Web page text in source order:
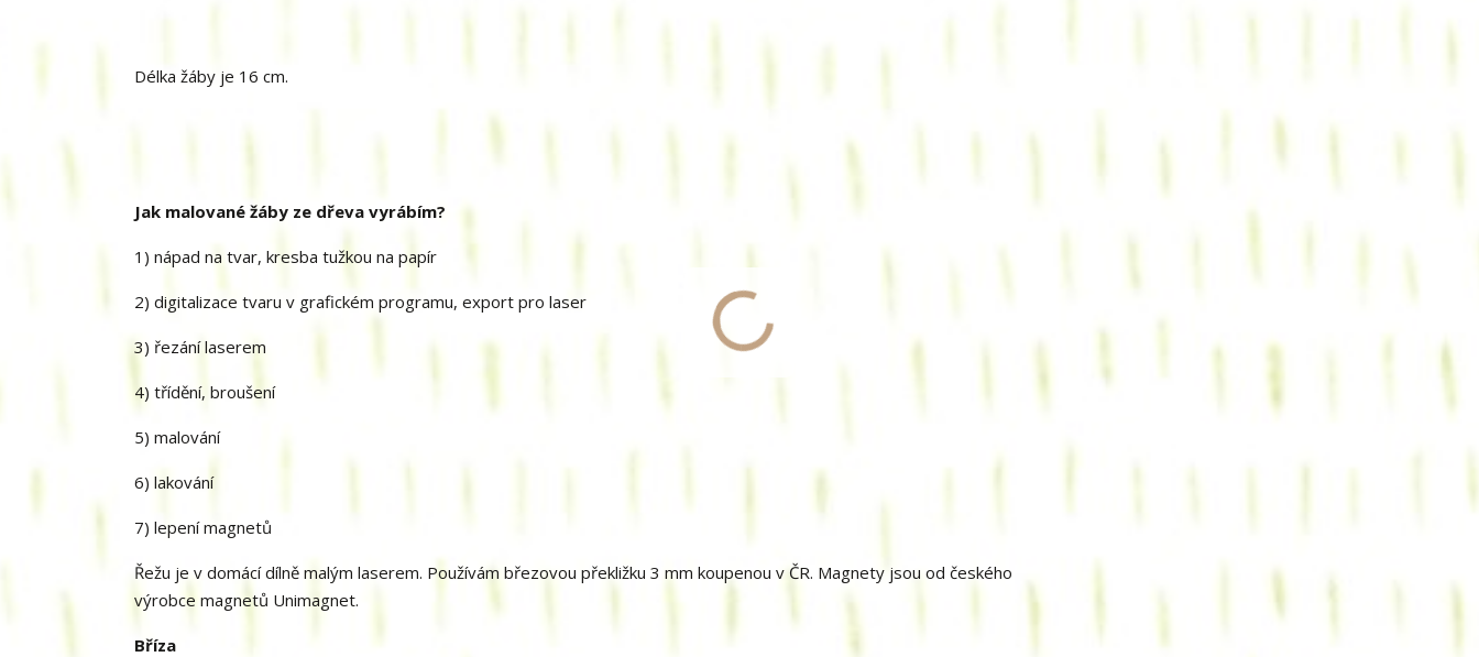
Délka žáby je 16 cm.
Jak malované žáby ze dřeva vyrábím?
1) nápad na tvar, kresba tužkou na papír
2) digitalizace tvaru v grafickém programu, export pro laser
3) řezání laserem
4) třídění, broušení
5) malování
6) lakování
7) lepení magnetů
Řežu je v domácí dílně malým laserem. Používám březovou překližku 3 mm koupenou v ČR. Magnety jsou od českého
výrobce magnetů Unimagnet.
Bříza